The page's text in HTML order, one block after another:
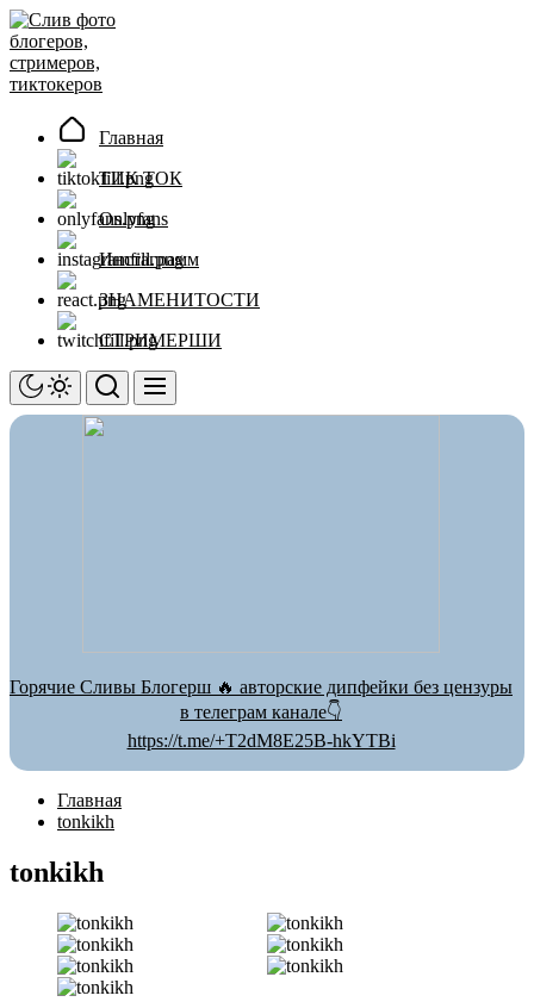
Перейти
к
содержимому
Главная
ТИК ТОК
Onlyfans
Инстаграмм
ЗНАМЕНИТОСТИ
СТРИМЕРШИ
Горячие Сливы Блогерш 🔥 авторские дипфейки без цензуры
в телеграм канале👇
https://t.me/+T2dM8E25B-hkYTBi
Главная
tonkikh
tonkikh